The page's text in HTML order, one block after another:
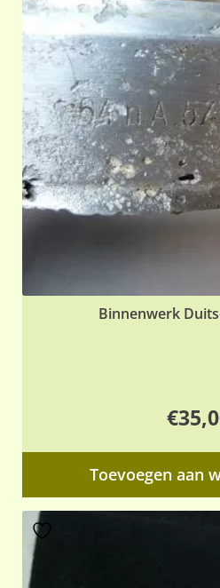
Binnenwerk
€
Toevoegen aan